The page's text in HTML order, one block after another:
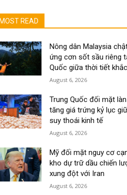
MOST READ
Nông dân Malaysia
ứng cơn sốt sầu riêng
Quốc giữa thời tiết
August 6, 2026
Trung Quốc đối mặt
tăng giá trứng kỷ lục
suy thoái kinh tế
August 6, 2026
Mỹ đối mặt nguy cơ
kho dự trữ dầu chiến
xung đột với Iran
August 6, 2026